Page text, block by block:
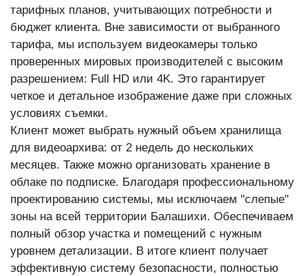
тарифных планов, учитывающих потребности и
бюджет клиента. Вне зависимости от выбранного
тарифа, мы используем видеокамеры только
проверенных мировых производителей с высоким
разрешением: Full HD или 4K. Это гарантирует
четкое и детальное изображение даже при сложных
условиях съемки.
Клиент может выбрать нужный объем хранилища
для видеоархива: от 2 недель до нескольких
месяцев. Также можно организовать хранение в
облаке по подписке. Благодаря профессиональному
проектированию системы, мы исключаем "слепые"
зоны на всей территории Балашихи. Обеспечиваем
полный обзор участка и помещений с нужным
уровнем детализации. В итоге клиент получает
эффективную систему безопасности, полностью